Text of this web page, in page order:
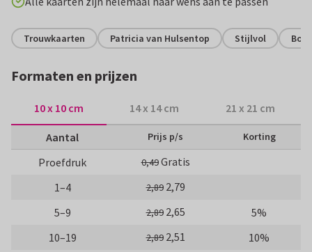
Trouwkaarten Patricia van Hulsentop Stijlvol
Formaten en prijzen
10 x 10 cm 14 x 14 cm 21 x 21 cm
Aantal Prijs p/s Korting
Proefdruk 0,49Gratis
1–4
2,89 2,79
5–9
2,89 2,65
5%
10–19
2,89 2,51
10%